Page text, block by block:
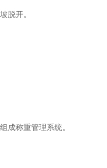
脱开。
成称重管理系统。